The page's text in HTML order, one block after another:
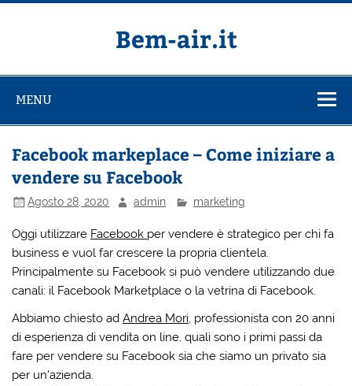
Salta
Bem-air.it
MENU
Facebook markeplace – Come iniziare a
vendere su Facebook
Agosto 28, 2020 admin marketing
Oggi utilizzare Facebook per vendere è strategico per chi fa
business e vuol far crescere la propria clientela.
Principalmente su Facebook si può vendere utilizzando due
canali: il Facebook Marketplace o la vetrina di Facebook.
Abbiamo chiesto adAndrea Mori, professionista con 20 anni
di esperienza di vendita on line, quali sono i primi passi da
fare per vendere su Facebook sia che siamo un privato sia
per un’azienda.